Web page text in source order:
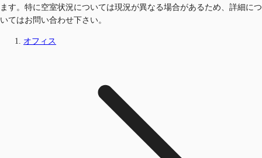
ます。特に空室状況については現況が異なる場合があるため、詳細につ
いてはお問い合わせ下さい。
オフィス